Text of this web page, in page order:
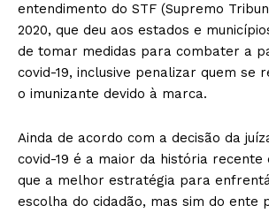
entendimento do STF (Supremo
2020, que deu aos estados e
de tomar medidas para combater a
covid-19, inclusive penalizar quem se
o imunizante devido à marca.
Ainda de acordo com a decisão da
covid-19 é a maior da história recente
que a melhor estratégia para
escolha do cidadão, mas sim do ente